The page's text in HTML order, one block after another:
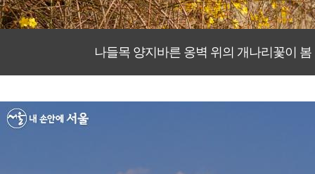
나들목 양지바른 옹벽 위의 개나리꽃이